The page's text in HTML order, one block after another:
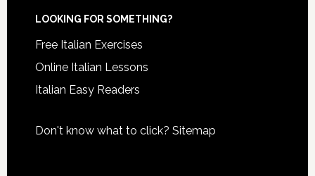
LOOKING FOR SOMETHING?
Free Italian Exercises
Online Italian Lessons
Italian Easy Readers
Don't know what to click? Sitemap